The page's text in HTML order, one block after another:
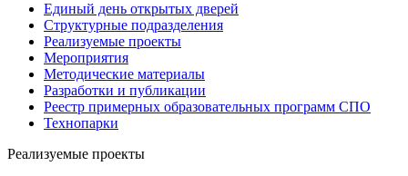
Единый день открытых дверей
Структурные подразделения
Реализуемые проекты
Мероприятия
Методические материалы
Разработки и публикации
Реестр примерных образовательных программ СПО
Технопарки
Реализуемые проекты